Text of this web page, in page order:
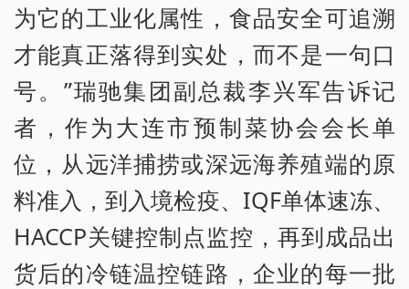
为它的工业化属性，食品安全可追溯
才能真正落得到实处，而不是一句口
号。”瑞驰集团副总裁李兴军告诉记
者，作为大连市预制菜协会会长单
位，从远洋捕捞或深远海养殖端的原
料准入，到入境检疫、IQF单体速冻、
HACCP关键控制点监控，再到成品出
货后的冷链温控链路，企业的每一批